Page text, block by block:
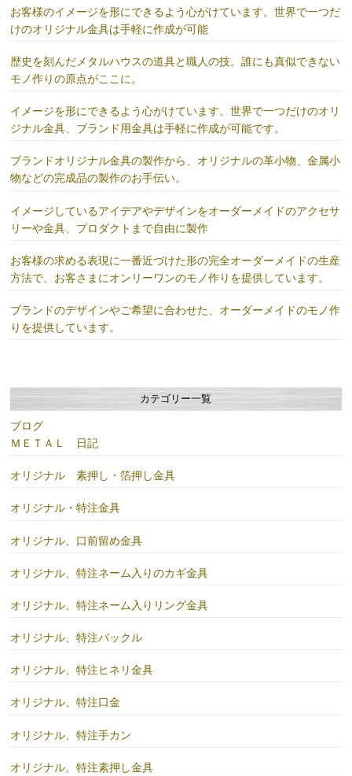
お客様のイメージを形にできるよう心がけています。世界で一つだ
けのオリジナル金具は手軽に作成が可能
歴史を刻んだメタルハウスの道具と職人の技。誰にも真似できない
モノ作りの原点がここに。
イメージを形にできるよう心がけています。世界で一つだけのオリ
ジナル金具、ブランド用金具は手軽に作成が可能です。
ブランドオリジナル金具の製作から、オリジナルの革小物、金属小
物などの完成品の製作のお手伝い。
イメージしているアイデアやデザインをオーダーメイドのアクセサ
リーや金具、プロダクトまで自由に製作
お客様の求める表現に一番近づけた形の完全オーダーメイドの生産
方法で、お客さまにオンリーワンのモノ作りを提供しています。
ブランドのデザインやご希望に合わせた、オーダーメイドのモノ作
りを提供しています。
カテゴリー一覧
ブログ
ＭＥＴＡＬ 日記
オリジナル 素押し・箔押し金具
オリジナル・特注金具
オリジナル、口前留め金具
オリジナル、特注ネーム入りのカギ金具
オリジナル、特注ネーム入りリング金具
オリジナル、特注バックル
オリジナル、特注ヒネリ金具
オリジナル、特注口金
オリジナル、特注手カン
オリジナル、特注素押し金具